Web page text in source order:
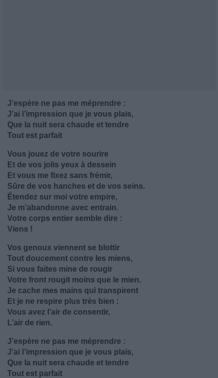
J’espère ne pas me méprendre :
J’ai l’impression que je vous plais,
Que la nuit sera chaude et tendre
Tout est parfait
Vous jouez de votre sourire
Et de vos jolis yeux à dessein
Et vous me fixez sans frémir,
Sûre de vos hanches et de vos seins.
Étendez sur moi votre empire,
Je m’abandonne avec entrain.
Votre corps entier semble dire :
Viens !
Vos genoux viennent se blottir
Tout doucement contre les miens,
Si vous faites mine de rougir
Votre front rougit moins que le mien.
Je cache mes mains qui transpirent
Et je ne respire plus très bien :
Vous avez l’air de consentir,
L’air de rien.
J’espère ne pas me méprendre :
J’ai l’impression que je vous plais,
Que la nuit sera chaude et tendre
Tout est parfait